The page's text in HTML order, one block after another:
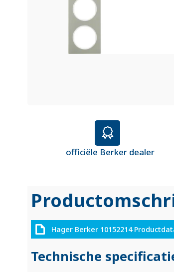
officiële Berker dealer
Hager Berker 10152214
Technische